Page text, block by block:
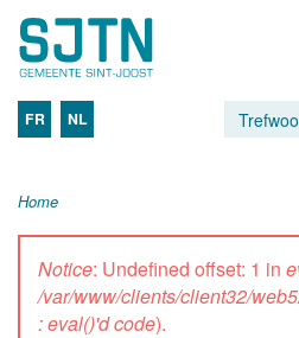
FR NL
Home
Notice: Undefined offset: 1 in
/var/www/clients/client32/
: eval()'d code).